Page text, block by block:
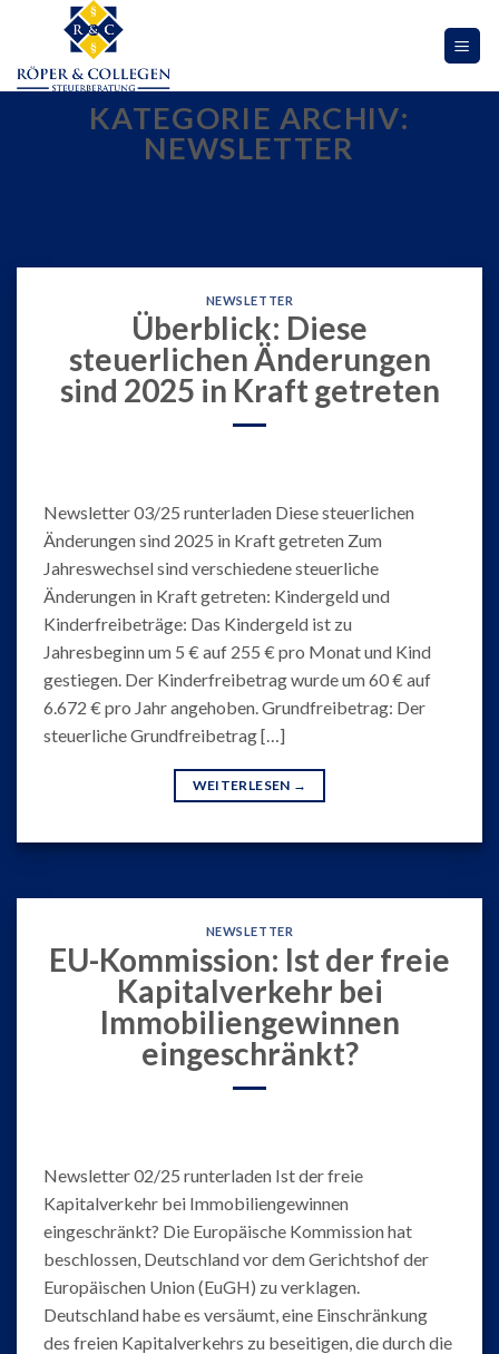
content
KATEGORIE ARCHIV:
NEWSLETTER
NEWSLETTER
Überblick: Diese
steuerlichen Änderungen
sind 2025 in Kraft getreten
Newsletter 03/25 runterladen Diese steuerlichen
Änderungen sind 2025 in Kraft getreten Zum
Jahreswechsel sind verschiedene steuerliche
Änderungen in Kraft getreten: Kindergeld und
Kinderfreibeträge: Das Kindergeld ist zu
Jahresbeginn um 5 € auf 255 € pro Monat und Kind
gestiegen. Der Kinderfreibetrag wurde um 60 € auf
6.672 € pro Jahr angehoben. Grundfreibetrag: Der
steuerliche Grundfreibetrag […]
WEITERLESEN →
NEWSLETTER
EU-Kommission: Ist der freie
Kapitalverkehr bei
Immobiliengewinnen
eingeschränkt?
Newsletter 02/25 runterladen Ist der freie
Kapitalverkehr bei Immobiliengewinnen
eingeschränkt? Die Europäische Kommission hat
beschlossen, Deutschland vor dem Gerichtshof der
Europäischen Union (EuGH) zu verklagen.
Deutschland habe es versäumt, eine Einschränkung
des freien Kapitalverkehrs zu beseitigen, die durch die